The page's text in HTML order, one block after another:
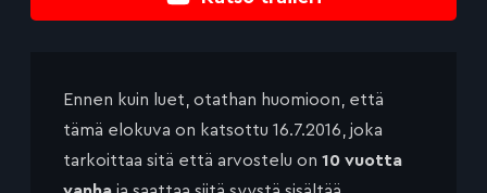
Ennen kuin luet, otathan huomioon, että
tämä elokuva on katsottu 16.7.2016, joka
tarkoittaa sitä että arvostelu on 10 vuotta